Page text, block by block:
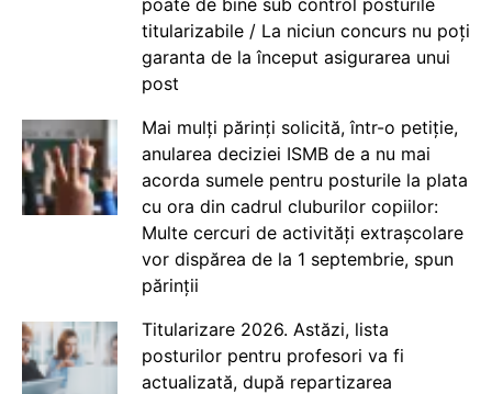
titularizabile / La niciun concurs nu poți
garanta de la început asigurarea unui
post
Mai mulți părinți solicită, într-o petiție,
anularea deciziei ISMB de a nu mai
acorda sumele pentru posturile la plata
cu ora din cadrul cluburilor copiilor:
Multe cercuri de activități extrașcolare
vor dispărea de la 1 septembrie, spun
părinții
Titularizare 2026. Astăzi, lista
posturilor pentru profesori va fi
actualizată, după repartizarea